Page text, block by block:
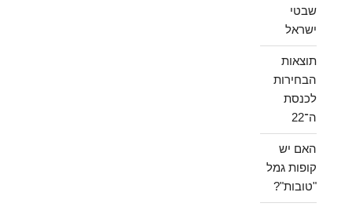
שבטי
ישראל
תוצאות
הבחירות
לכנסת
ה־22
האם יש
קופות גמל
"טובות"?